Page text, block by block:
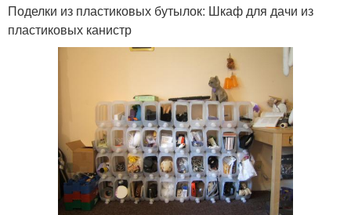
Поделки из пластиковых бутылок: Шкаф для дачи из
пластиковых канистр